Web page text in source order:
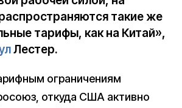
такие же
тарифы, как на Китай»,
Лестер.
ограничениям
откуда США активно